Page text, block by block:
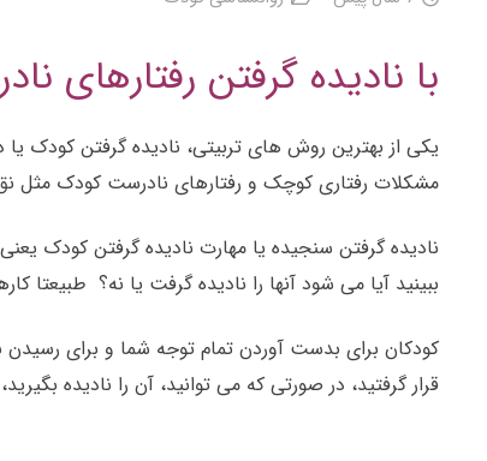
با نادیده گرفتن رفتارهای
یکی از بهترین روش های تربیتی، نادیده گرفتن کودک یا
مشکلات رفتاری کوچک و رفتارهای نادرست کودک مثل
نادیده گرفتن سنجیده یا مهارت نادیده گرفتن کودک
ببینید آیا می شود آنها را نادیده گرفت یا نه؟ طبیعتا
کودکان برای بدست آوردن تمام توجه شما و برای رسیدن
قرار گرفتید، در صورتی که می توانید، آن را نادیده